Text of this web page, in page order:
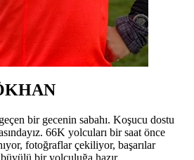
bir gecenin sabahı. Koşucu dostu
66K yolcuları bir saat önce
fotoğraflar çekiliyor, başarılar
bir yolculuğa hazır.